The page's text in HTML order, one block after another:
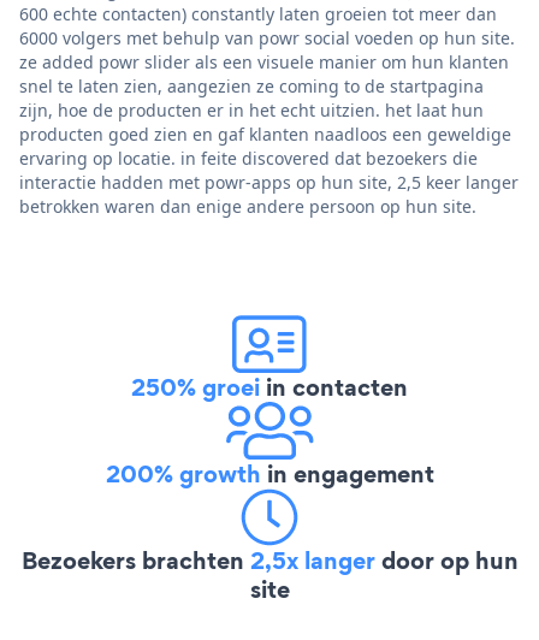
600 echte contacten) constantly laten groeien tot meer dan
6000 volgers met behulp van powr social voeden op hun site.
ze added powr slider als een visuele manier om hun klanten
snel te laten zien, aangezien ze coming to de startpagina
zijn, hoe de producten er in het echt uitzien. het laat hun
producten goed zien en gaf klanten naadloos een geweldige
ervaring op locatie. in feite discovered dat bezoekers die
interactie hadden met powr-apps op hun site, 2,5 keer langer
betrokken waren dan enige andere persoon op hun site.
250% groei in contacten
200% growth in engagement
Bezoekers brachten 2,5x langerdoor op hun
site